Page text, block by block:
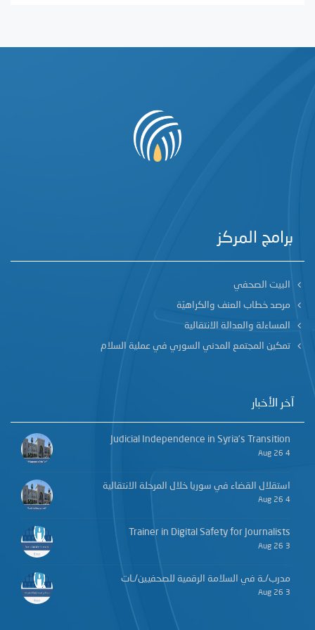
برامج المركز
البيت الصحفي
مرصد خطاب العنف والكراهيّة
المساءلة والعدالة الانتقالية
تمكين المجتمع المدني السوري في عملية السلام
آخر الأخبار
Judicial Independence in Syria’s Transition
4 Aug 26
استقلال القضاء في سوريا خلال المرحلة الانتقالية
4 Aug 26
Trainer in Digital Safety for Journalists
3 Aug 26
مدرب/ـة في السلامة الرقمية للصحفيين/ـات
3 Aug 26